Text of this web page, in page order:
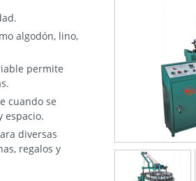
algodón, lino,
permite
cuando se
espacio.
diversas
regalos y